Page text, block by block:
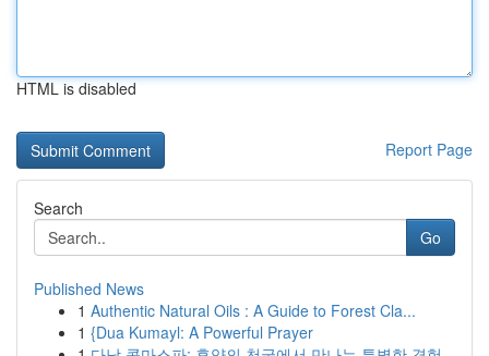
HTML is disabled
Report Page
Search
Go
Published News
1 Authentic Natural Oils : A Guide to Forest Cla...
1 {Dua Kumayl: A Powerful Prayer